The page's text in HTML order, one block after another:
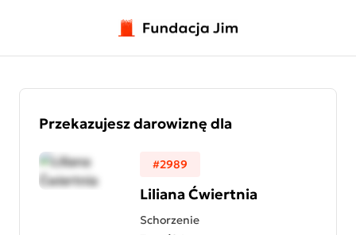
Przekazujesz darowiznę dla
#2989
Liliana Ćwiertnia
Schorzenie